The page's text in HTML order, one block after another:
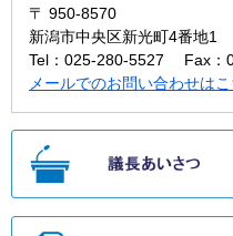
〒 950-8570
新潟市中央区新光町4番地1
Tel：025-280-5527
Fax：
メールでのお問い合わせはこ